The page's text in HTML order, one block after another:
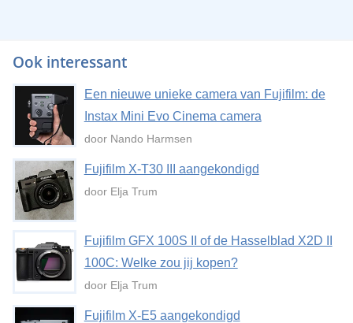
Ook interessant
Een nieuwe unieke camera van Fujifilm: de
Instax Mini Evo Cinema camera
door Nando Harmsen
Fujifilm X-T30 III aangekondigd
door Elja Trum
Fujifilm GFX 100S II of de Hasselblad X2D II
100C: Welke zou jij kopen?
door Elja Trum
Fujifilm X-E5 aangekondigd